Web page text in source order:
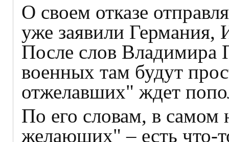
О своем отказе
уже заявили Германия,
После слов Владимира
военных там будут
отжелавших" ждет
По его словам, в самом
желающих" – есть что-